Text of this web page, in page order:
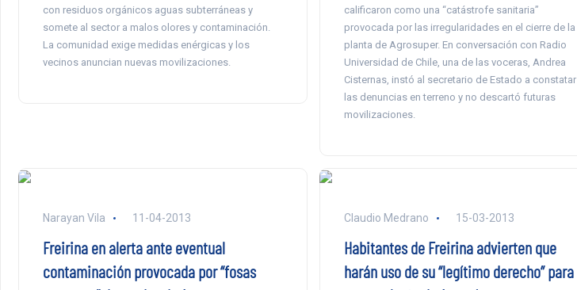
con residuos orgánicos aguas subterráneas y
somete al sector a malos olores y contaminación.
La comunidad exige medidas enérgicas y los
vecinos anuncian nuevas movilizaciones.
calificaron como una “catástrofe sanitaria”
provocada por las irregularidades en el cierre de la
planta de Agrosuper. En conversación con Radio
Universidad de Chile, una de las voceras, Andrea
Cisternas, instó al secretario de Estado a constatar
las denuncias en terreno y no descartó futuras
movilizaciones.
Narayan Vila 11-04-2013
Freirina en alerta ante eventual
contaminación provocada por “fosas
Claudio Medrano 15-03-2013
Habitantes de Freirina advierten que
harán uso de su “legítimo derecho” para